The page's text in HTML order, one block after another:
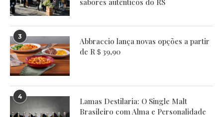
3
Abbraccio lança novas opções a partir
de R＄39,90
4
Lamas Destilaria: O Single Malt
Brasileiro com Alma e Personalidade